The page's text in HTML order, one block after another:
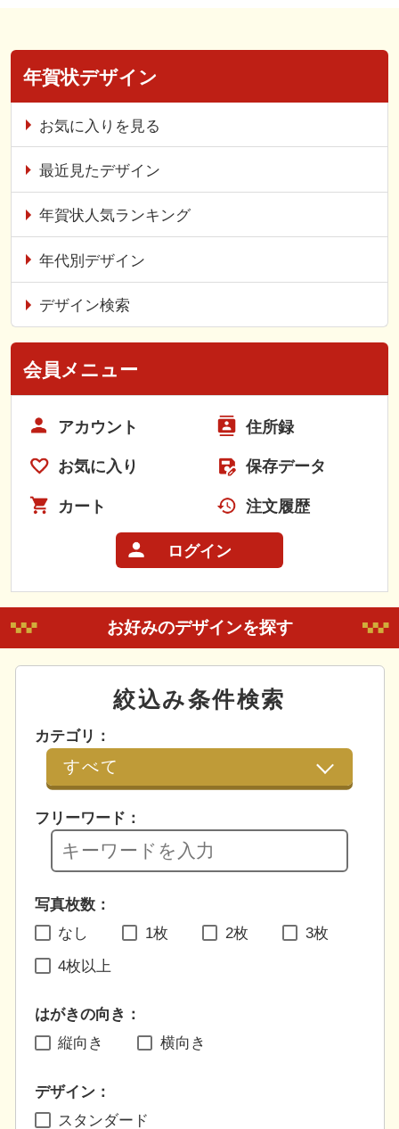
年賀状デザイン
お気に入りを見る
最近見たデザイン
年賀状人気ランキング
年代別デザイン
デザイン検索
会員メニュー
アカウント 住所録
お気に入り 保存データ
カート 注文履歴
ログイン
お好みのデザインを探す
絞込み条件検索
カテゴリ：
フリーワード：
写真枚数：
なし
1枚 2枚 3枚
4枚以上
はがきの向き：
縦向き
横向き
デザイン：
スタンダード